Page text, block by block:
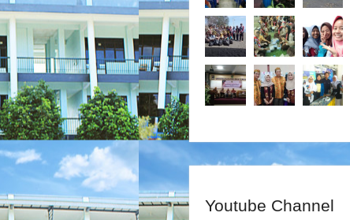
Youtube Channel